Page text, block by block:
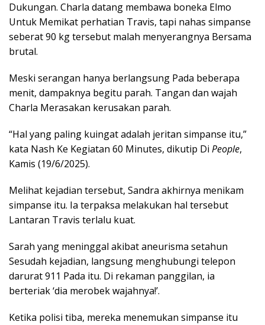
Dukungan. Charla datang membawa boneka Elmo
Untuk Memikat perhatian Travis, tapi nahas simpanse
seberat 90 kg tersebut malah menyerangnya Bersama
brutal.
Meski serangan hanya berlangsung Pada beberapa
menit, dampaknya begitu parah. Tangan dan wajah
Charla Merasakan kerusakan parah.
“Hal yang paling kuingat adalah jeritan simpanse itu,”
kata Nash Ke Kegiatan 60 Minutes, dikutip Di People,
Kamis (19/6/2025).
Melihat kejadian tersebut, Sandra akhirnya menikam
simpanse itu. Ia terpaksa melakukan hal tersebut
Lantaran Travis terlalu kuat.
Sarah yang meninggal akibat aneurisma setahun
Sesudah kejadian, langsung menghubungi telepon
darurat 911 Pada itu. Di rekaman panggilan, ia
berteriak ‘dia merobek wajahnya!’.
Ketika polisi tiba, mereka menemukan simpanse itu